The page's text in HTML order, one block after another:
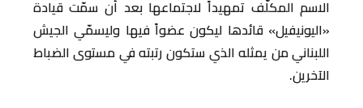
الاسم المكلّف تمهيداً لاجتماعها بعد أن سمّت قيادة
«اليونيفيل» قائدها ليكون عضواً فيها وليسمّي الجيش
اللبناني من يمثله الذي ستكون رتبته في مستوى الضباط
الآخرين.